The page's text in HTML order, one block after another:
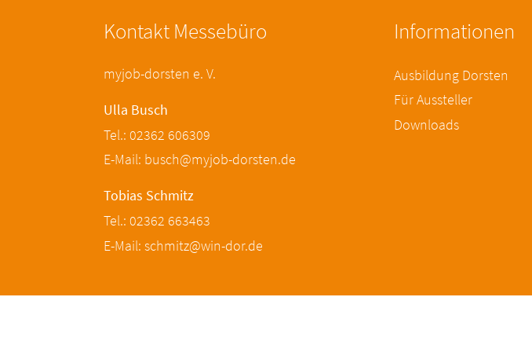
Kontakt Messebüro
myjob-dorsten e. V.
Ulla Busch
Tel.: 02362 606309
E-Mail: busch@myjob-dorsten.de
Tobias Schmitz
Tel.: 02362 663463
E-Mail: schmitz@win-dor.de
Informationen
Ausbildung Dorsten
Für Aussteller
Downloads